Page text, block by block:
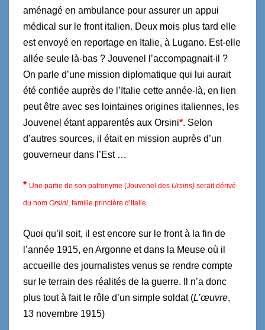
aménagé en ambulance pour assurer un appui
médical sur le front italien. Deux mois plus tard elle
est envoyé en reportage en Italie, à Lugano. Est-elle
allée seule là-bas ? Jouvenel l’accompagnait-il ?
On parle d’une mission diplomatique qui lui aurait
été confiée auprès de l’Italie cette année-là, en lien
peut être avec ses lointaines origines italiennes, les
Jouvenel étant apparentés aux Orsini*. Selon
d’autres sources, il était en mission auprès d’un
gouverneur dans l’Est …
* Une partie de son patronyme (Jouvenel des Ursins) serait dérivé
du nom Orsini, famille princière d’Italie
Quoi qu’il soit, il est encore sur le front à la fin de
l’année 1915, en Argonne et dans la Meuse où il
accueille des journalistes venus se rendre compte
sur le terrain des réalités de la guerre. Il n’a donc
plus tout à fait le rôle d’un simple soldat (L’œuvre,
13 novembre 1915)